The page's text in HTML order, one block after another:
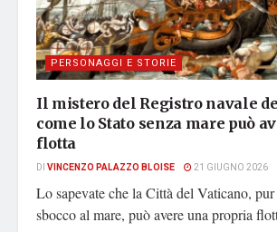
PERSONAGGI E STORIE
Il mistero del Registro navale
come lo Stato senza mare può
flotta
DI VINCENZO PALAZZO BLOISE 21 GIUGNO 2026
Lo sapevate che la Città del Vaticano,
sbocco al mare, può avere una propria